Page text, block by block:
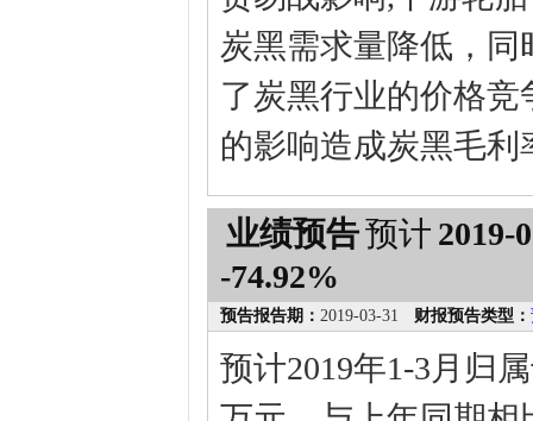
炭黑需求量降低，
了炭黑行业的价格
的影响造成炭黑毛
业绩预告预计 2019-
-74.92%
预告报告期： 2019-03-31 财报预告类型：
预计2019年1-3月归